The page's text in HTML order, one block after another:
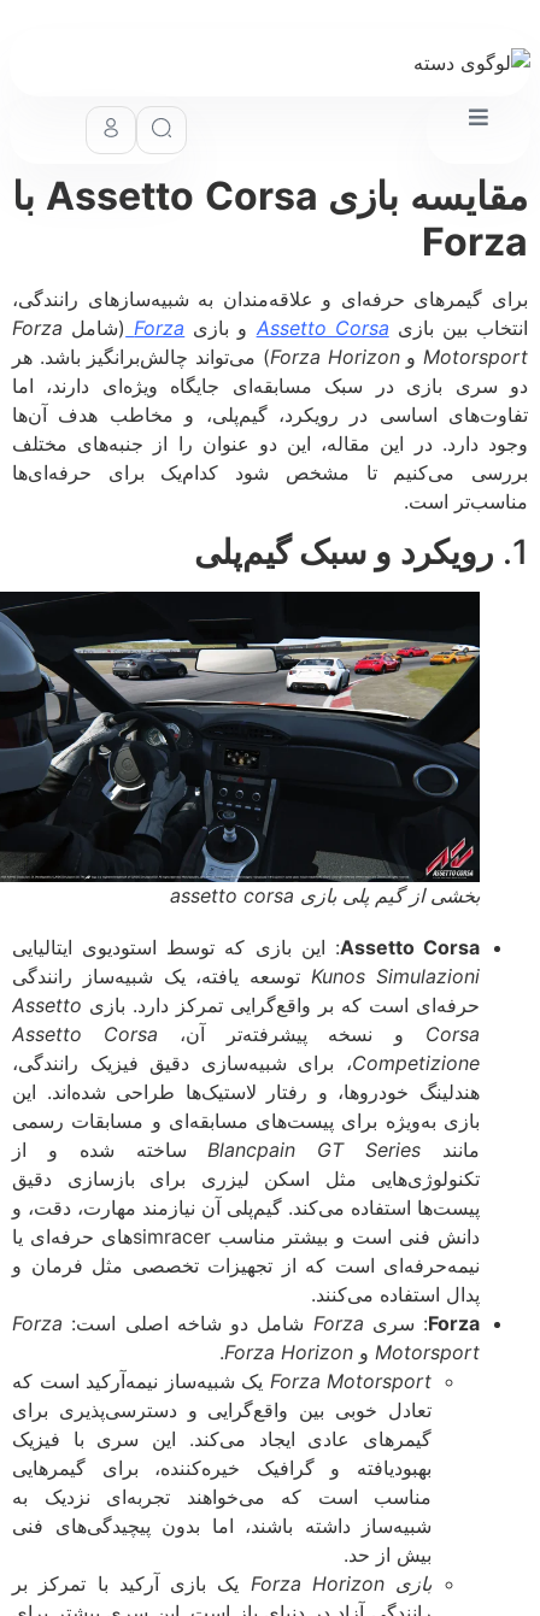
مقایسه بازی Assetto Corsa با
گیمرهای حرفه‌ای و علاقه‌مندان به شبیه‌سازهای رانندگی،
بین بازیAssetto Corsaو بازیForza (شاملForza
وForza Horizon) می‌تواند چالش‌برانگیز باشد. هر
بازی در سبک مسابقه‌ای جایگاه ویژه‌ای دارند، اما
اساسی در رویکرد، گیم‌پلی، و مخاطب هدف آن‌ها
دارد. در این مقاله، این دو عنوان را از جنبه‌های مختلف
می‌کنیم تا مشخص شود کدام‌یک برای حرفه‌ای‌ها
است.
رویکرد و سبک گیم‌پلی
بخشی از گیم پلی بازی assetto corsa
Assetto Corsa: این بازی که توسط استودیوی ایتالیایی
Kunos Simulazioniتوسعه یافته، یک شبیه‌ساز رانندگی
حرفه‌ای است که بر واقع‌گرایی تمرکز دارد. بازیAssetto
Corsaو نسخه پیشرفته‌تر آن،Assetto Corsa
Competizione، برای شبیه‌سازی دقیق فیزیک رانندگی،
هندلینگ خودروها، و رفتار لاستیک‌ها طراحی شده‌اند. این
بازی به‌ویژه برای پیست‌های مسابقه‌ای و مسابقات رسمی
مانندBlancpain GT Seriesساخته شده و از
تکنولوژی‌هایی مثل اسکن لیزری برای بازسازی دقیق
پیست‌ها استفاده می‌کند. گیم‌پلی آن نیازمند مهارت، دقت، و
دانش فنی است و بیشتر مناسب simracerهای حرفه‌ای یا
نیمه‌حرفه‌ای است که از تجهیزات تخصصی مثل فرمان و
پدال استفاده می‌کنند.
Forza: سریForzaشامل دو شاخه اصلی است:Forza
MotorsportوForza Horizon
.
Forza Motorsportیک شبیه‌ساز نیمه‌آرکید است که
تعادل خوبی بین واقع‌گرایی و دسترسی‌پذیری برای
گیمرهای عادی ایجاد می‌کند. این سری با فیزیک
بهبودیافته و گرافیک خیره‌کننده، برای گیمرهایی
مناسب است که می‌خواهند تجربه‌ای نزدیک به
شبیه‌ساز داشته باشند، اما بدون پیچیدگی‌های فنی
بیش از حد.
بازی Forza Horizon
یک بازی آرکید با تمرکز بر